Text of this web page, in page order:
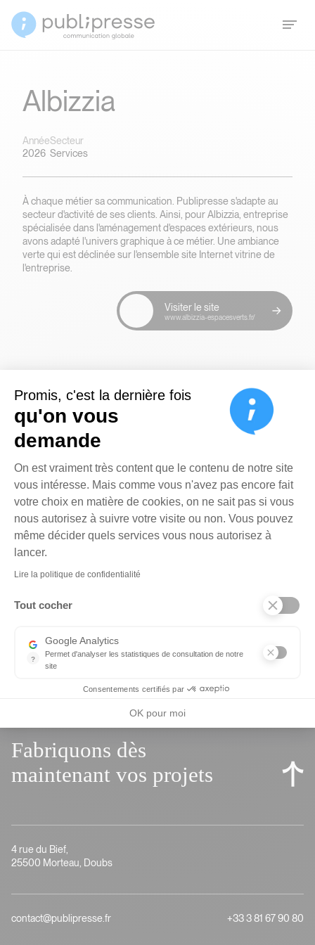
Albizzia
Année
2026
Secteur
Services
À chaque métier sa communication. Publipresse s'adapte au
secteur d'activité de ses clients. Ainsi, pour Albizzia, entreprise
spécialisée dans l'aménagement d'espaces extérieurs, nous
avons adapté l'univers graphique à ce métier. Une ambiance
verte qui est déclinée sur l'ensemble site Internet vitrine de
l'entreprise.
Visiter le site
www.albizzia-espacesverts.fr/
Fabriquons dès
maintenant vos projets
4 rue du Bief,
25500 Morteau, Doubs
contact@publipresse.fr +33 3 81 67 90 80
Promis, c'est la dernière fois
qu'on vous
demande
Plateforme de Gestion du
On est vraiment très content que le contenu de notre site
vous intéresse. Mais comme vous n'avez pas encore fait
votre choix en matière de cookies, on ne sait pas si vous
nous autorisez à suivre votre visite ou non. Vous pouvez
même décider quels services vous nous autorisez à
lancer.
Lire la politique de confidentialité
Tout cocher
?
Google Analytics
Permet d'analyser les statistiques de consultation de notre
site
Consentements certifiés par
OK pour moi